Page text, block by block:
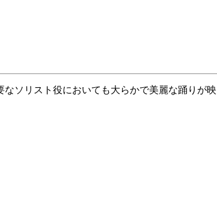
ソリスト役においても大らかで美麗な踊りが